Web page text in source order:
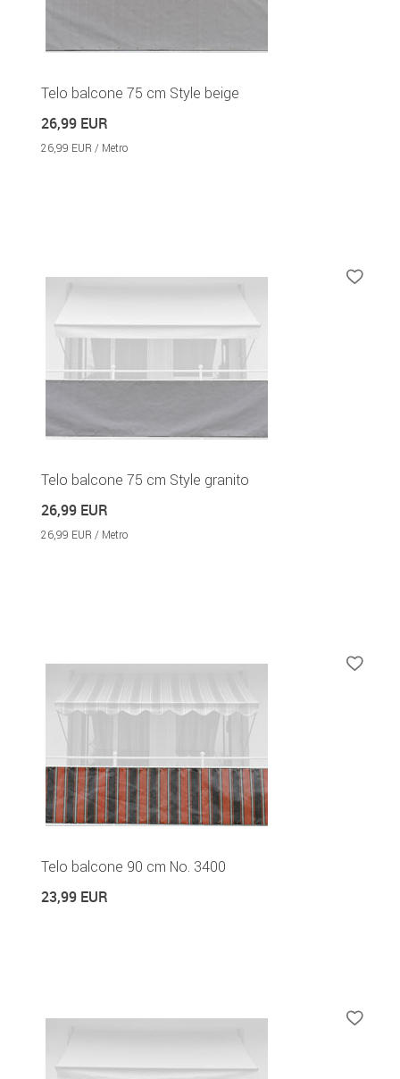
Telo balcone 75 cm Style beige
26,99 EUR
26,99 EUR / Metro
Telo balcone 75 cm Style granito
26,99 EUR
26,99 EUR / Metro
Telo balcone 90 cm No. 3400
23,99 EUR